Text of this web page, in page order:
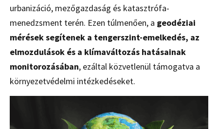
urbanizáció, mezőgazdaság és katasztrófa-
menedzsment terén. Ezen túlmenően, a geodéziai
mérések segítenek a tengerszint-emelkedés, az
elmozdulások és a klímaváltozás hatásainak
monitorozásában, ezáltal közvetlenül támogatva a
környezetvédelmi intézkedéseket.